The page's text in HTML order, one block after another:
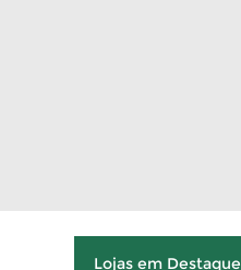
Lojas em Destaque